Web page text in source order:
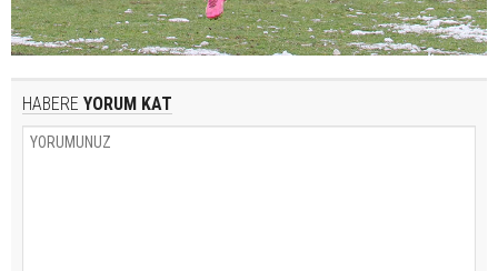
HABERE YORUM KAT